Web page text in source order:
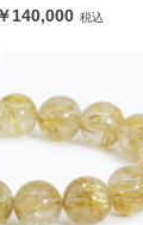
140,000